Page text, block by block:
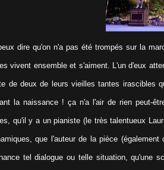
dire qu'on n'a pas été trompés sur la
vivent ensemble et s'aiment. L'un d'eux
de deux de leurs vieilles tantes irascibles
la naissance ! ça n'a l'air de rien peut-
qu'il y a un pianiste (le très talentueux
que l'auteur de la pièce
tel dialogue ou telle situation, qu'une